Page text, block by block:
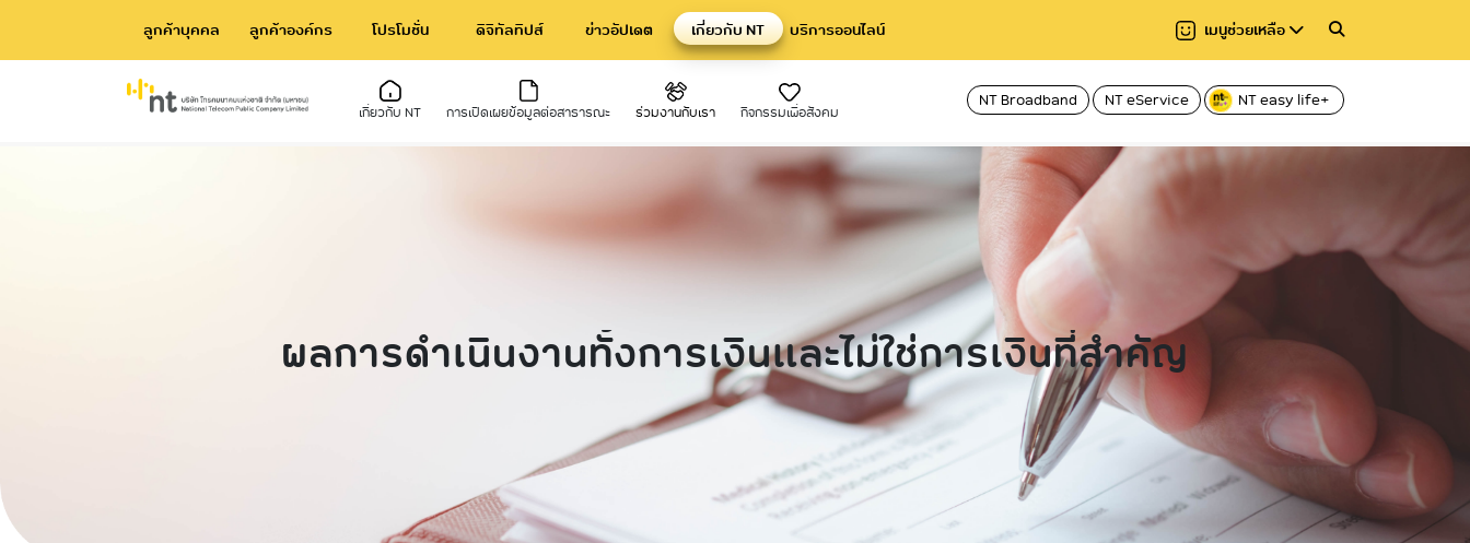
ลูกค้าบุคคล ลูกค้าองค์กร โปรโมชั่น ดิจิทัลทิปส์ ข่าวอัปเดต เกี่ยวกับ NT บริการออนไลน์ เมนูช่วยเหลือ
เกี่ยวกับ NT การเปิดเผยข้อมูลต่อสาธารณะ ร่วมงานกับเรา กิจกรรมเพื่อสังคม
NT Broadband NT eService NT easy life+
บริหารสูงสุด
ข้อมูลโครงการลงทุนที่สำคัญ
ผลการดำเนินงานทั้งการเงินและไม่ใช่การเงิน
รายงานประจําปี
ภารกิจสำคัญ ปี 2567
การกำกับดูแลที่ดีและการพัฒนาความ
นโยบายต่อต้านทุจริตและคอร์รัปชัน (CAC)
กฎบัตรคณะกรรมการชุดย่อย
นโยบายการกำกับดูแลที่ดี
แผนงานและผลการดำเนินงาน
การบริหารความต่อเนื่องทางธุรกิจของ
บมจ.โทรคมนาคมแห่งชาติ
มาตรฐานการให้บริการ
การจัดการเรื่องร้องเรียน
สถิติการแก้ไขเรื่องร้องเรียน
กฎบัตรและมาตรฐานด้านบริการ (Customer
Service Charter and Service
Standard)ของ บริษัทฯ
แผนการดำเนินงานและงบประมาณ
แผนยุทธศาสตร์หรือแผนพัฒนาหน่วยงาน
แผนและความก้าวหน้าในการดำเนินงานและ
การใช้งบประมาณ ประจำปี
รายงานผลการดำเนินงานประจำปี
การปฏิบัติงาน
คู่มือหรือแนวทางการปฏิบัติงานของเจ้าหน้าที่
ระบบงานสารบัญอิเล็กทรอนิกส์ (NT e-
Document)
คู่มือหรือแนวทาง
ผู้รับบริการและผู้ม
ข้อมูลสถิติการให้บ
E–Service
คณะกรรมการ csr
ผลการดําเนินงานทั้งการเงินและไม่ใช่การเงินที่สําคัญ